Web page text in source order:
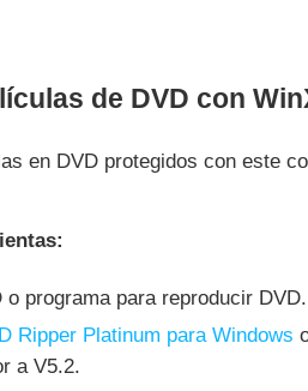
de DVD con
en DVD protegidos con este
o programa para reproducir DVD.
Ripper Platinum para Windows
a V5.2.